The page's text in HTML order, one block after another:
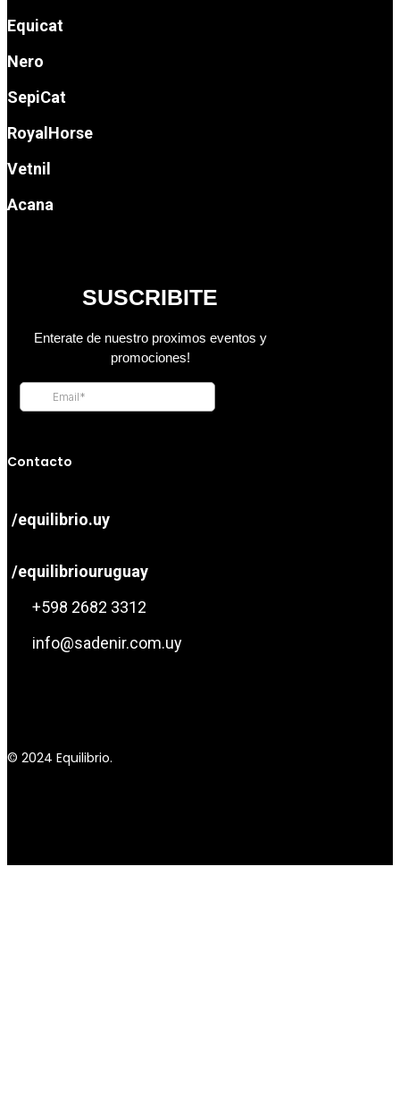
Equicat
Nero
SepiCat
RoyalHorse
Vetnil
Acana
Contacto
/equilibrio.uy
/equilibriouruguay
+598 2682 3312
info@sadenir.com.uy
© 2024 Equilibrio.